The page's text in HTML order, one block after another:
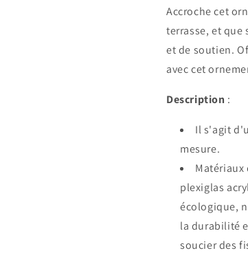
Accroche cet
terrasse, et que
et de soutien.
avec cet
Description :
Il s'agit
mesure.
plexiglas
écologique,
la durabilité
soucier des